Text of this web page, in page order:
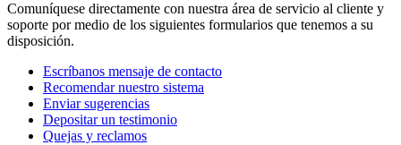
Comuníquese directamente con nuestra área de servicio al cliente y
soporte por medio de los siguientes formularios que tenemos a su
disposición.
Escríbanos mensaje de contacto
Recomendar nuestro sistema
Enviar sugerencias
Depositar un testimonio
Quejas y reclamos